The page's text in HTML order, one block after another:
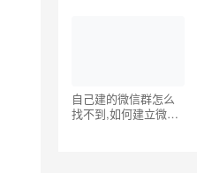
自己建的微信群怎么
找不到,如何建立微信